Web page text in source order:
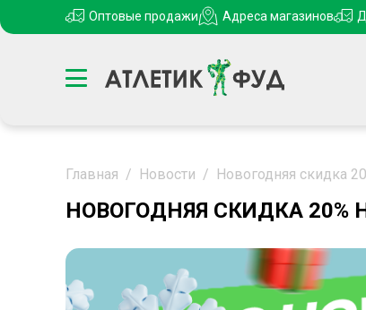
Оптовые продажи Адреса магазинов
Главная / Новости / Новогодняя скидка
НОВОГОДНЯЯ СКИДКА 20%